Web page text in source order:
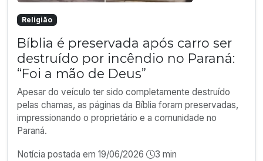
Religião
Bíblia é preservada após carro ser
destruído por incêndio no Paraná:
“Foi a mão de Deus”
Apesar do veículo ter sido completamente destruído
pelas chamas, as páginas da Bíblia foram preservadas,
impressionando o proprietário e a comunidade no
Paraná.
Notícia postada em 19/06/2026 3 min